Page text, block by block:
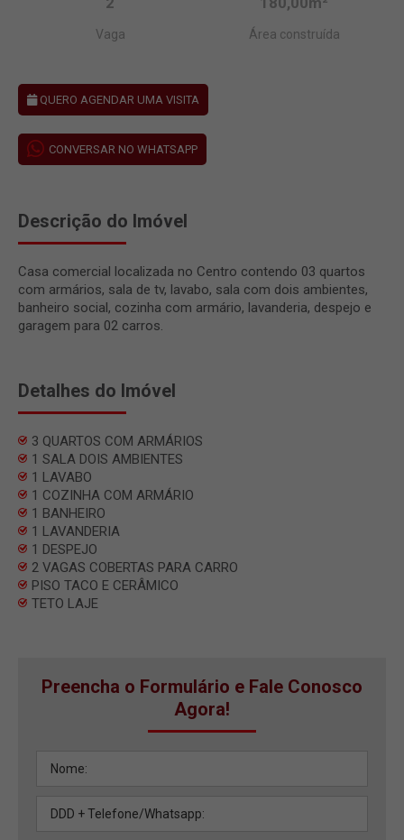
Vaga Área construída
QUERO AGENDAR UMA VISITA
CONVERSAR NO WHATSAPP
Descrição do Imóvel
Casa comercial localizada no Centro contendo 03 quartos
com armários, sala de tv, lavabo, sala com dois ambientes,
banheiro social, cozinha com armário, lavanderia, despejo e
garagem para 02 carros.
Detalhes do Imóvel
3 QUARTOS COM ARMÁRIOS
1 SALA DOIS AMBIENTES
1 LAVABO
1 COZINHA COM ARMÁRIO
1 BANHEIRO
1 LAVANDERIA
1 DESPEJO
2 VAGAS COBERTAS PARA CARRO
PISO TACO E CERÂMICO
TETO LAJE
Preencha o Formulário e Fale Conosco
Agora!